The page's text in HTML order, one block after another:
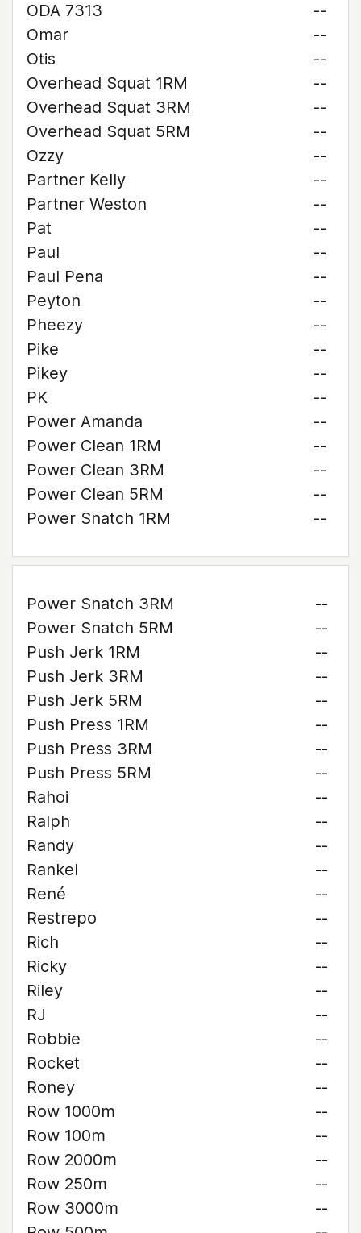
ODA 7313
--
Omar
--
Otis
--
Overhead Squat 1RM
--
Overhead Squat 3RM
--
Overhead Squat 5RM
--
Ozzy
--
Partner Kelly
--
Partner Weston
--
Pat
--
Paul
--
Paul Pena
--
Peyton
--
Pheezy
--
Pike
--
Pikey
--
PK
--
Power Amanda
--
Power Clean 1RM
--
Power Clean 3RM
--
Power Clean 5RM
--
Power Snatch 1RM
--
Power Snatch 3RM
--
Power Snatch 5RM
--
Push Jerk 1RM
--
Push Jerk 3RM
--
Push Jerk 5RM
--
Push Press 1RM
--
Push Press 3RM
--
Push Press 5RM
--
Rahoi
--
Ralph
--
Randy
--
Rankel
--
René
--
Restrepo
--
Rich
--
Ricky
--
Riley
--
RJ
--
Robbie
--
Rocket
--
Roney
--
Row 1000m
--
Row 100m
--
Row 2000m
--
Row 250m
--
Row 3000m
--